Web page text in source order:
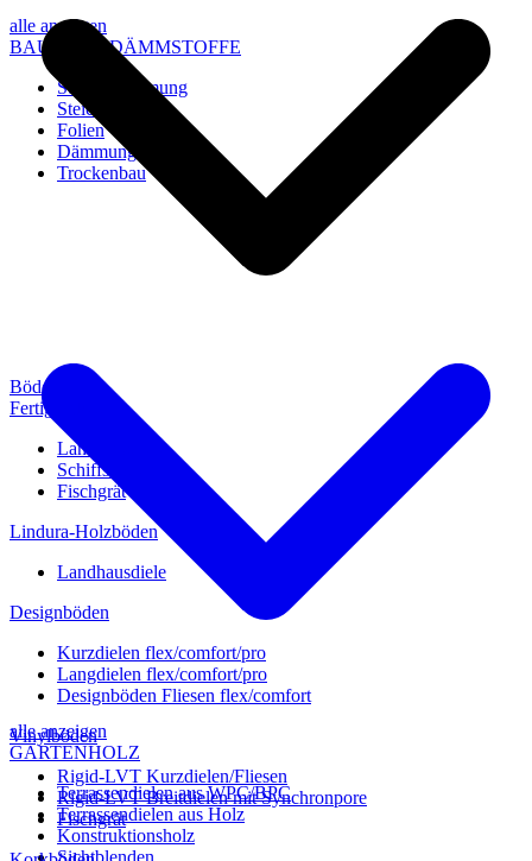
alle anzeigen
BAU- UND DÄMMSTOFFE
Steico Dämmung
Steico Zubehör
Folien
Dämmung
Trockenbau
alle anzeigen
GARTENHOLZ
Terrassendielen aus WPC/BPC
Terrassendielen aus Holz
Konstruktionsholz
Sichtblenden
Böden
Fertigparkett
Landhausdiele
Schiffsboden
Fischgrät
Lindura-Holzböden
Landhausdiele
Designböden
Kurzdielen flex/comfort/pro
Langdielen flex/comfort/pro
Designböden Fliesen flex/comfort
Vinylböden
Rigid-LVT Kurzdielen/Fliesen
Rigid-LVT Breitdielen mit Synchronpore
Fischgrät